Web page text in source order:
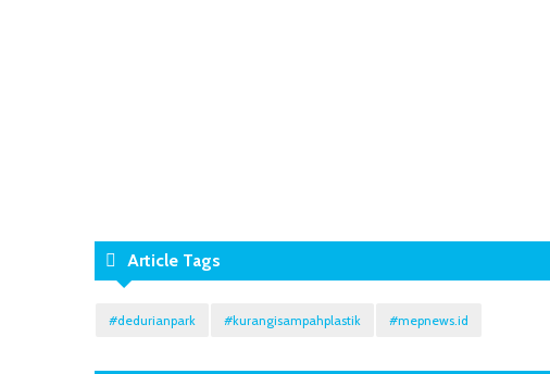
Article Tags
#dedurianpark #kurangisampahplastik #mepnews.id